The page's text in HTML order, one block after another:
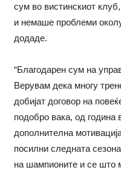
сум во вистинскиот
и немаше проблеми
додаде.
“Благодарен сум на
Верувам дека многу
добијат договор на
подобро вака, од година
дополнителна
посилни следната
на шампионите и се што